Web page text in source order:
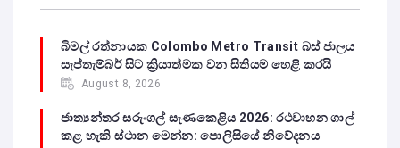
බිමල් රත්නායක Colombo Metro Transit බස් ජාලය
සැප්තැම්බර් සිට ක්‍රියාත්මක වන සිතියම හෙළි කරයි
August 8, 2026
ජාත්‍යන්තර සරුංගල් සැණකෙළිය 2026: රථවාහන ගාල්
කළ හැකි ස්ථාන මෙන්න: පොලිසියේ නිවේදනය